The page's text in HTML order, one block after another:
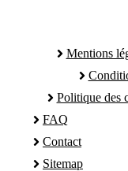
Mentions
Politique des
FAQ
Contact
Sitemap